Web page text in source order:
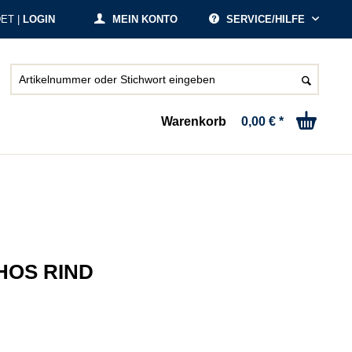
SERVICE/HILFE
MEIN KONTO
| LOGIN
Warenkorb 0,00 € *
RIND